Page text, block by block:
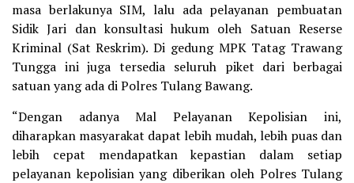
masa berlakunya SIM, lalu ada pelayanan pembuatan
Sidik Jari dan konsultasi hukum oleh Satuan Reserse
Kriminal (Sat Reskrim). Di gedung MPK Tatag Trawang
Tungga ini juga tersedia seluruh piket dari berbagai
satuan yang ada di Polres Tulang Bawang.
“Dengan adanya Mal Pelayanan Kepolisian ini,
diharapkan masyarakat dapat lebih mudah, lebih puas dan
lebih cepat mendapatkan kepastian dalam setiap
pelayanan kepolisian yang diberikan oleh Polres Tulang